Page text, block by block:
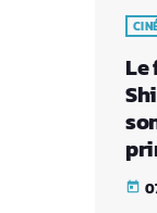
Le
today